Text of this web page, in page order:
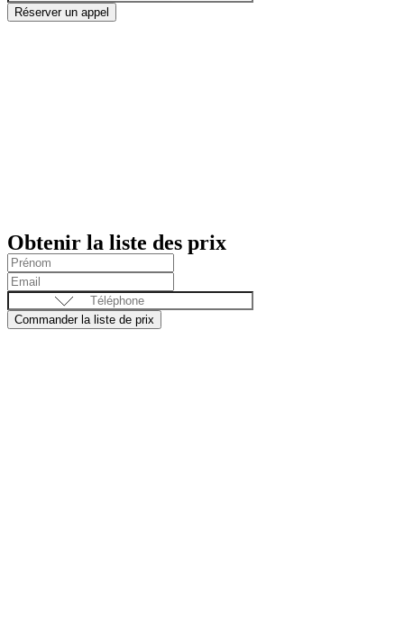
Réserver un appel
Obtenir la liste des prix
Commander la liste de prix